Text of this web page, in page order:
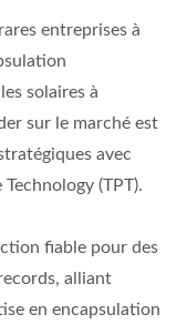
entreprises à
solaires à
sur le marché est
avec
(TPT).
fiable pour des
alliant
en encapsulation